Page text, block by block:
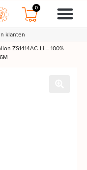
0
klanten
ZS1414AC-Li – 100%